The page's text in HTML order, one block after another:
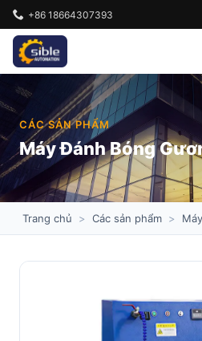
+86 18664307393
CÁC SẢN PHẨM
Máy Đánh Bóng
Trang chủ > Các sản phẩm >